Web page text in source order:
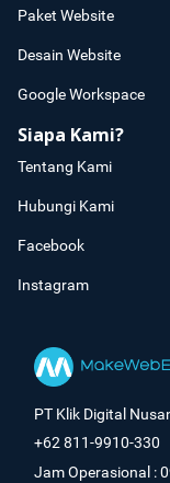
Paket Website
Desain Website
Google Workspace
Siapa Kami?
Tentang Kami
Hubungi Kami
Facebook
Instagram
PT Klik Digital
+62 811-9910-330
Jam Operasional :